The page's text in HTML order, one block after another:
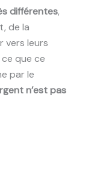
différentes,
de la
vers leurs
que ce
par le
n’est pas